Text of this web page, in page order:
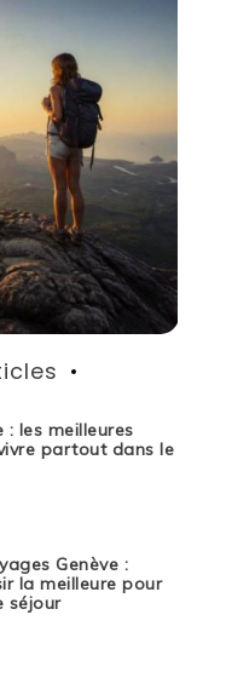
les meilleures
partout dans le
Genève :
la meilleure pour
séjour